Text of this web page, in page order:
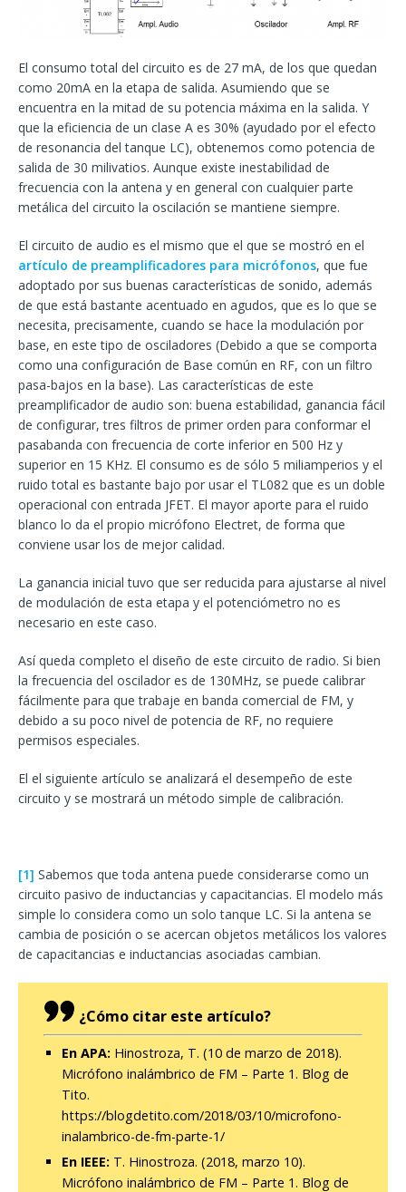
El consumo total del circuito es de 27 mA, de los que quedan
como 20mA en la etapa de salida. Asumiendo que se
encuentra en la mitad de su potencia máxima en la salida. Y
que la eficiencia de un clase A es 30% (ayudado por el efecto
de resonancia del tanque LC), obtenemos como potencia de
salida de 30 milivatios. Aunque existe inestabilidad de
frecuencia con la antena y en general con cualquier parte
metálica del circuito la oscilación se mantiene siempre.
El circuito de audio es el mismo que el que se mostró en el
artículo de preamplificadores para micrófonos, que fue
adoptado por sus buenas características de sonido, además
de que está bastante acentuado en agudos, que es lo que se
necesita, precisamente, cuando se hace la modulación por
base, en este tipo de osciladores (Debido a que se comporta
como una configuración de Base común en RF, con un filtro
pasa-bajos en la base). Las características de este
preamplificador de audio son: buena estabilidad, ganancia fácil
de configurar, tres filtros de primer orden para conformar el
pasabanda con frecuencia de corte inferior en 500 Hz y
superior en 15 KHz. El consumo es de sólo 5 miliamperios y el
ruido total es bastante bajo por usar el TL082 que es un doble
operacional con entrada JFET. El mayor aporte para el ruido
blanco lo da el propio micrófono Electret, de forma que
conviene usar los de mejor calidad.
La ganancia inicial tuvo que ser reducida para ajustarse al nivel
de modulación de esta etapa y el potenciómetro no es
necesario en este caso.
Así queda completo el diseño de este circuito de radio. Si bien
la frecuencia del oscilador es de 130MHz, se puede calibrar
fácilmente para que trabaje en banda comercial de FM, y
debido a su poco nivel de potencia de RF, no requiere
permisos especiales.
El el siguiente artículo se analizará el desempeño de este
circuito y se mostrará un método simple de calibración.
[1] Sabemos que toda antena puede considerarse como un
circuito pasivo de inductancias y capacitancias. El modelo más
simple lo considera como un solo tanque LC. Si la antena se
cambia de posición o se acercan objetos metálicos los valores
de capacitancias e inductancias asociadas cambian.
¿Cómo citar este artículo?
En APA: Hinostroza, T. (10 de marzo de 2018).
Micrófono inalámbrico de FM – Parte 1. Blog de
Tito.
https://blogdetito.com/2018/03/10/microfono-
inalambrico-de-fm-parte-1/
En IEEE: T. Hinostroza. (2018, marzo 10).
Micrófono inalámbrico de FM – Parte 1. Blog de